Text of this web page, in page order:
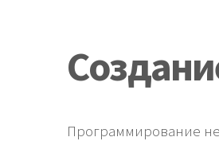
Программирование